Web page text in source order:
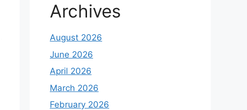
Archives
August 2026
June 2026
April 2026
March 2026
February 2026